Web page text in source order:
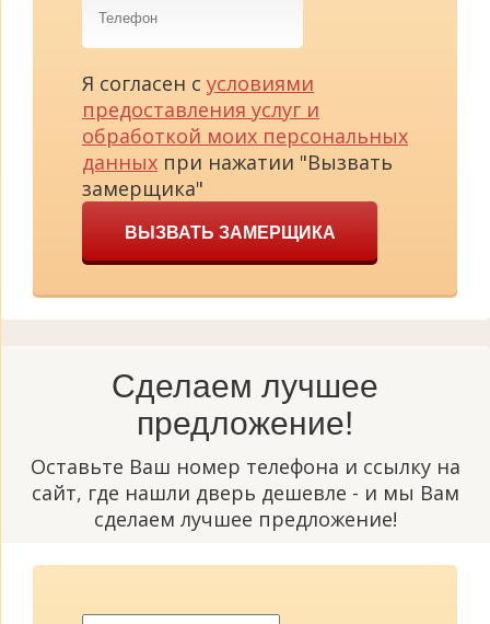
Я согласен с условиями
предоставления услуг и
обработкой моих персональных
данных при нажатии "Вызвать
замерщика"
ВЫЗВАТЬ ЗАМЕРЩИКА
Сделаем лучшее
предложение!
Оставьте Ваш номер телефона и ссылку на
сайт, где нашли дверь дешевле - и мы Вам
сделаем лучшее предложение!